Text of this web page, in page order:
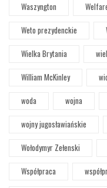
Waszyngton
Weto prezydenckie
Wielka Brytania
William McKinley
woda
wojna
wojny jugosławiańskie
Wołodymyr Zełenski
Współpraca